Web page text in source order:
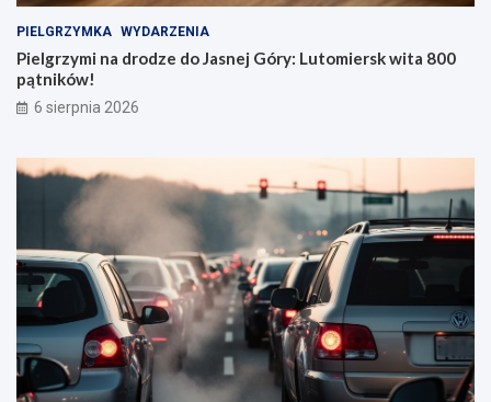
PIELGRZYMKA WYDARZENIA
Pielgrzymi na drodze do Jasnej Góry: Lutomiersk wita 800
pątników!
6 sierpnia 2026